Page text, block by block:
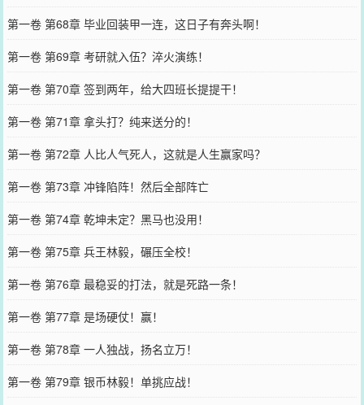
第一卷 第68章 毕业回装甲一连，这日子有奔头啊！
第一卷 第69章 考研就入伍？淬火演练！
第一卷 第70章 签到两年，给大四班长提提干！
第一卷 第71章 拿头打？纯来送分的！
第一卷 第72章 人比人气死人，这就是人生赢家吗？
第一卷 第73章 冲锋陷阵！然后全部阵亡
第一卷 第74章 乾坤未定？黑马也没用！
第一卷 第75章 兵王林毅，碾压全校！
第一卷 第76章 最稳妥的打法，就是死路一条！
第一卷 第77章 是场硬仗！赢！
第一卷 第78章 一人独战，扬名立万！
第一卷 第79章 银币林毅！单挑应战！